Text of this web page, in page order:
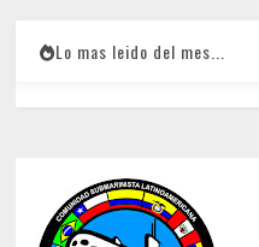
Lo mas leido del mes...